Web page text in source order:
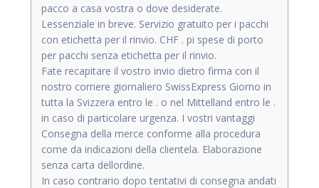
pacco a casa vostra o dove desiderate.
Lessenziale in breve. Servizio gratuito per i pacchi
con etichetta per il rinvio. CHF . pi spese di porto
per pacchi senza etichetta per il rinvio.
Fate recapitare il vostro invio dietro firma con il
nostro corriere giornaliero SwissExpress Giorno in
tutta la Svizzera entro le . o nel Mittelland entro le .
in caso di particolare urgenza. I vostri vantaggi
Consegna della merce conforme alla procedura
come da indicazioni della clientela. Elaborazione
senza carta dellordine.
In caso contrario dopo tentativi di consegna andati